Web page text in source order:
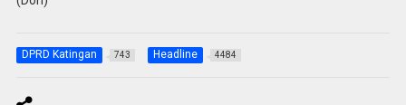
DPRD Katingan 743 Headline 4484